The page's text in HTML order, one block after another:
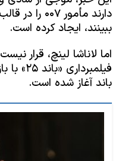
نرگس محمدی برنده جایزه
صفحه‌های ویژه
سفر پرزیدنت ترامپ به چین
دارند
ببینند، ایجاد کرده است.
اما لاناشا لینچ، قرار
باند آغاز شده است.